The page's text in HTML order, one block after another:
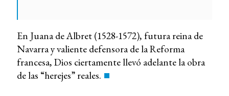
En Juana de Albret (1528-1572), futura reina de
Navarra y valiente defensora de la Reforma
francesa, Dios ciertamente llevó adelante la obra
de las “herejes” reales.